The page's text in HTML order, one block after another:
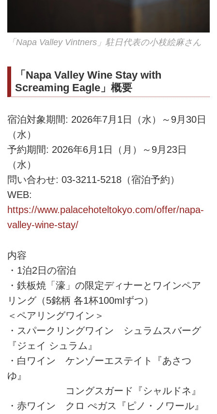
「Napa Valley Vintners」駐日代表の小枝絵麻さん
「Napa Valley Wine Stay with
Screaming Eagle」概要
宿泊対象期間: 2026年7月1日（水）～9月30日
（水）
予約期間: 2026年6月1日（月）～9月23日
（水）
問い合わせ: 03-3211-5218（宿泊予約）
WEB:
https://www.palacehoteltokyo.com/offer/napa-
valley-wine-stay/
内容
・1泊2日の宿泊
・鉄板焼「濠」の限定ディナーとワインペア
リング（5銘柄 各1杯100mlずつ）
＜ペアリングワイン＞
・スパークリングワイン シュラムスバーグ
『ジェイ シュラム』
・白ワイン ケンゾーエステイト『あさつ
ゆ』
コングスガード『シャルドネ』
・赤ワイン クロ ぺガス『ピノ・ノワール』